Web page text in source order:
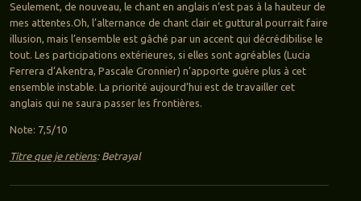
Seulement, de nouveau, le chant en anglais n’est pas à la hauteur de
mes attentes.Oh, l’alternance de chant clair et guttural pourrait faire
illusion, mais l’ensemble est gâché par un accent qui décrédibilise le
tout. Les participations extérieures, si elles sont agréables (Lucia
Ferrera d’Akentra, Pascale Gronnier) n’apporte guère plus à cet
ensemble instable. La priorité aujourd’hui est de travailler cet
anglais qui ne saura passer les frontières.
Note: 7,5/10
Titre que je retiens: Betrayal